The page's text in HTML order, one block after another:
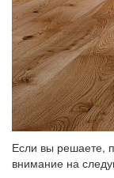
Если вы решаете,
внимание на